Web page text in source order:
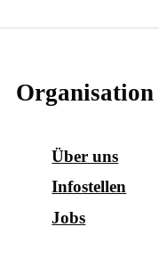
Organisation
Über uns
Infostellen
Jobs